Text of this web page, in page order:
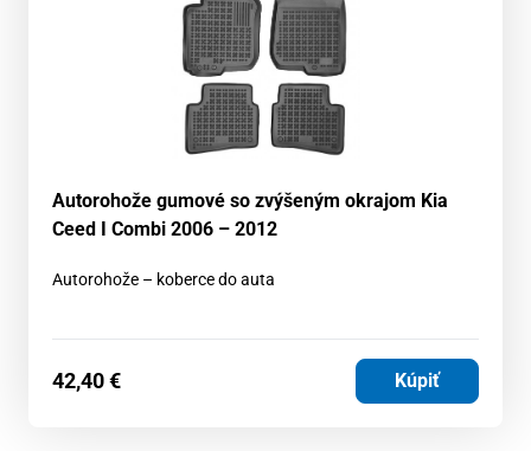
Autorohože gumové so zvýšeným okrajom Kia
Ceed I Combi 2006 – 2012
Autorohože – koberce do auta
42,40€ Kúpiť